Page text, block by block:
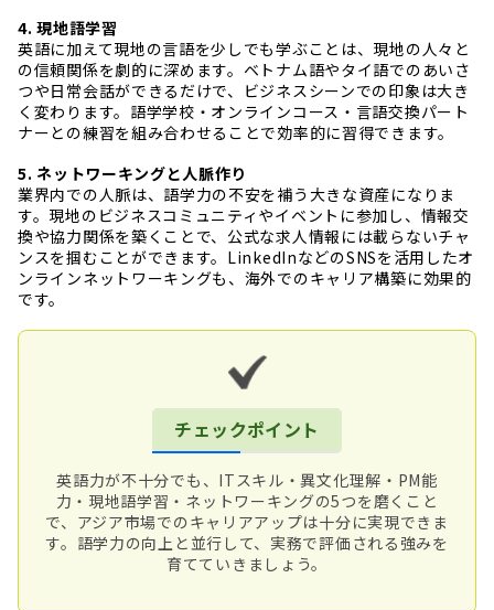
4. 現地語学習
英語に加えて現地の言語を少しでも学ぶことは、現地の人々と
の信頼関係を劇的に深めます。ベトナム語やタイ語でのあいさ
つや日常会話ができるだけで、ビジネスシーンでの印象は大き
く変わります。語学学校・オンラインコース・言語交換パート
ナーとの練習を組み合わせることで効率的に習得できます。
5. ネットワーキングと人脈作り
業界内での人脈は、語学力の不安を補う大きな資産になりま
す。現地のビジネスコミュニティやイベントに参加し、情報交
換や協力関係を築くことで、公式な求人情報には載らないチャ
ンスを掴むことができます。LinkedInなどのSNSを活用したオ
ンラインネットワーキングも、海外でのキャリア構築に効果的
です。
チェックポイント
英語力が不十分でも、ITスキル・異文化理解・PM能
力・現地語学習・ネットワーキングの5つを磨くこと
で、アジア市場でのキャリアアップは十分に実現できま
す。語学力の向上と並行して、実務で評価される強みを
育てていきましょう。